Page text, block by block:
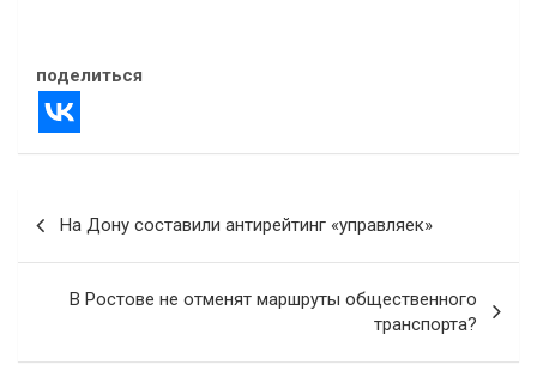
поделиться
записям
На Дону составили антирейтинг «управляек»
В Ростове не отменят маршруты общественного
транспорта?